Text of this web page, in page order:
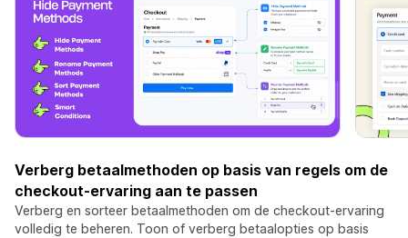
Verberg betaalmethoden op basis van regels om de
checkout-ervaring aan te passen
Verberg en sorteer betaalmethoden om de checkout-ervaring
volledig te beheren. Toon of verberg betaalopties op basis